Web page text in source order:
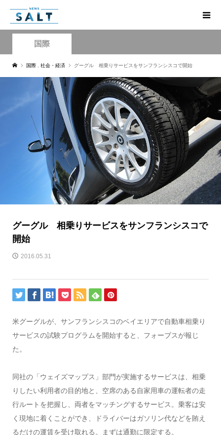
国際
国際 社会・経済 グーグル 相乗りサービスをサンフランシスコで開始
グーグル 相乗りサービスをサンフランシスコで
開始
2016.05.31
米グーグルが、サンフランシスコのベイエリアで自動車相乗り
サービスの試験プログラムを開始すると、フォーブスが報じ
た。
同社の「ウェイズマップス」部門が実施するサービスは、相乗
りしたい利用者の目的地と、空席のある自家用車の運転者の走
行ルートを把握し、両者をマッチングするサービス。乗客は安
く現地に着くことができ、ドライバーはガソリン代などを賄え
るだけの運賃を受け取れる。まずは通勤に限定する。